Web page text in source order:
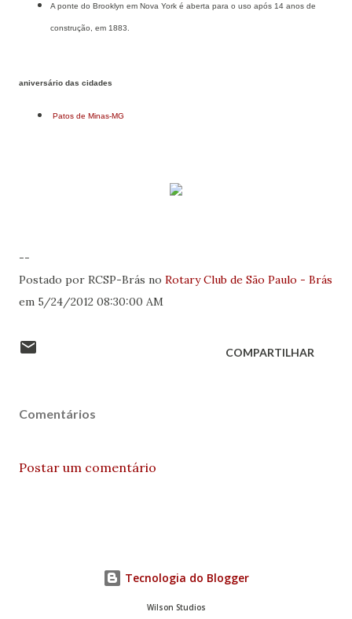
A ponte do Brooklyn em Nova York é aberta para o uso após 14 anos de
construção, em 1883.
aniversário das cidades
Patos de Minas-MG
--
Postado por RCSP-Brás no Rotary Club de São Paulo - Brás
em 5/24/2012 08:30:00 AM
COMPARTILHAR
Comentários
Postar um comentário
Tecnologia do Blogger
Wilson Studios